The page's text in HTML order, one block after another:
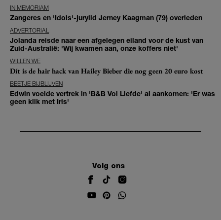
IN MEMORIAM
Zangeres en 'Idols'-jurylid Jerney Kaagman (79) overleden
ADVERTORIAL
Jolanda reisde naar een afgelegen eiland voor de kust van
Zuid-Australië: 'Wij kwamen aan, onze koffers niet'
WILLEN WE
Dít is de hair hack van Hailey Bieber die nog geen 20 euro kost
BEETJE BIJBLIJVEN
Edwin voelde vertrek in 'B&B Vol Liefde' al aankomen: 'Er was
geen klik met Iris'
Volg ons